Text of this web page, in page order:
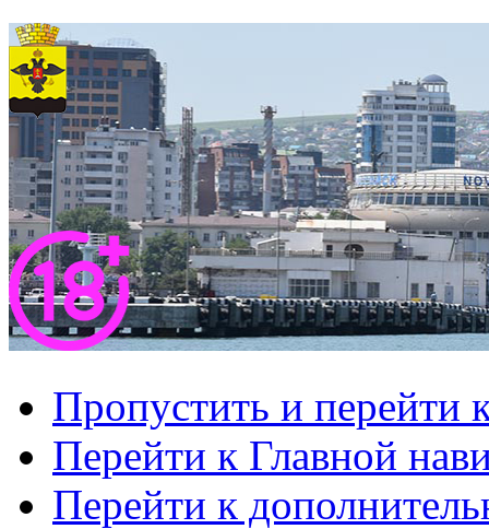
Пропустить и перейти
Перейти к Главной
Перейти к